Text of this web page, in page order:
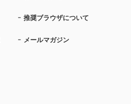
推奨ブラウザについて
メールマガジン